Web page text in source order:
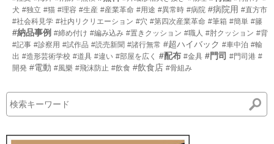
犬 #独立 #猫 #理容 #生産 #産業革命 #用途 #異常時 #病院 #病院用 #直方市
#社会科見学 #社内リクリエーション #穴 #第四次産業革命 #筆箱 #簡単 #籐
#納品事例 #締め付け #編み込み #置きクッション #職人 #肘クッション #背
#記事 #診察用 #試作品 #読売新聞 #諸行無常 #超ハイバック #車中泊 #輸
出 #造形芸術学校 #道具 #違い #部屋を広く #配布 #金具 #門司 #門司港 #
開発 #電動 #風樂 #飛沫防止 #飲食 #飲食店 #骨組み